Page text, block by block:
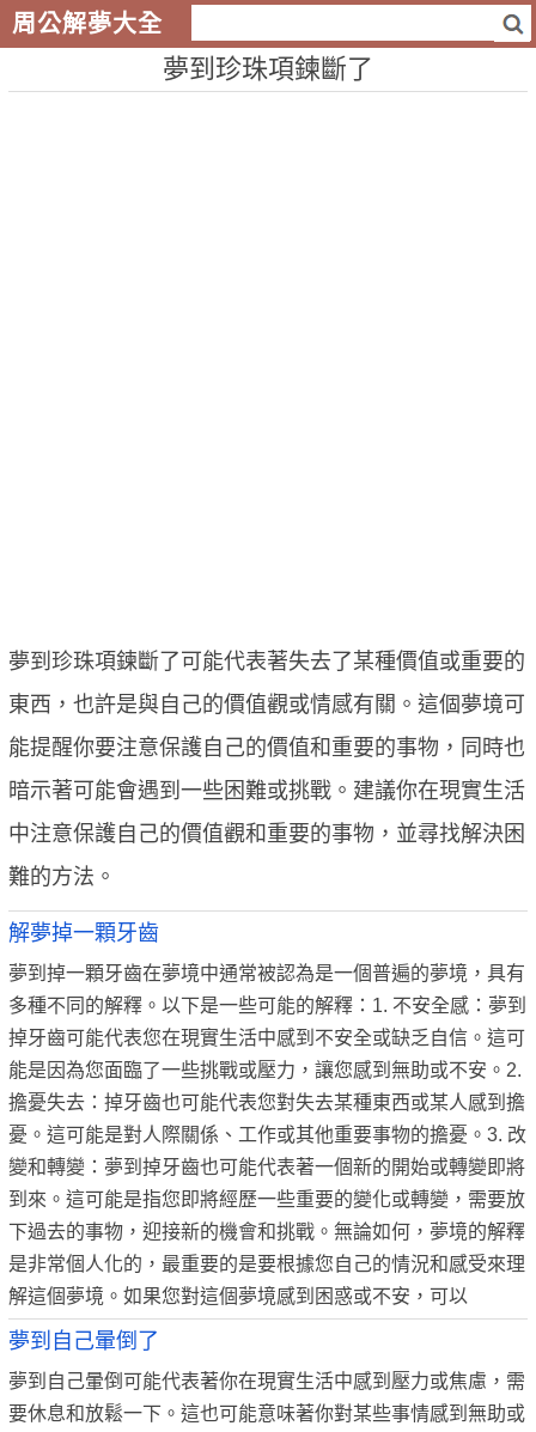
周公解夢大全
夢到珍珠項鍊斷了
夢到珍珠項鍊斷了可能代表著失去了某種價值或重要的
東西，也許是與自己的價值觀或情感有關。這個夢境可
能提醒你要注意保護自己的價值和重要的事物，同時也
暗示著可能會遇到一些困難或挑戰。建議你在現實生活
中注意保護自己的價值觀和重要的事物，並尋找解決困
難的方法。
解夢掉一顆牙齒
夢到掉一顆牙齒在夢境中通常被認為是一個普遍的夢境，具有
多種不同的解釋。以下是一些可能的解釋：1. 不安全感：夢到
掉牙齒可能代表您在現實生活中感到不安全或缺乏自信。這可
能是因為您面臨了一些挑戰或壓力，讓您感到無助或不安。2.
擔憂失去：掉牙齒也可能代表您對失去某種東西或某人感到擔
憂。這可能是對人際關係、工作或其他重要事物的擔憂。3. 改
變和轉變：夢到掉牙齒也可能代表著一個新的開始或轉變即將
到來。這可能是指您即將經歷一些重要的變化或轉變，需要放
下過去的事物，迎接新的機會和挑戰。無論如何，夢境的解釋
是非常個人化的，最重要的是要根據您自己的情況和感受來理
解這個夢境。如果您對這個夢境感到困惑或不安，可以
夢到自己暈倒了
夢到自己暈倒可能代表著你在現實生活中感到壓力或焦慮，需
要休息和放鬆一下。這也可能意味著你對某些事情感到無助或